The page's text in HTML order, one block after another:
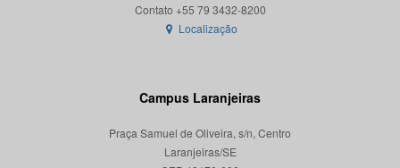
Localização
Campus Laranjeiras
Praça Samuel de Oliveira, s/n, Centro
Laranjeiras/SE